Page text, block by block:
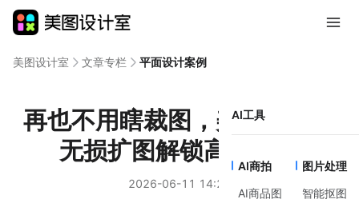
AI工具
AI商拍
AI商品图
图片处理
智能抠图
美图设计室 文章专栏 平面设计案例
再也不用瞎裁图，美图设计室
无损扩图解锁高清出图
2026-06-11 14:27